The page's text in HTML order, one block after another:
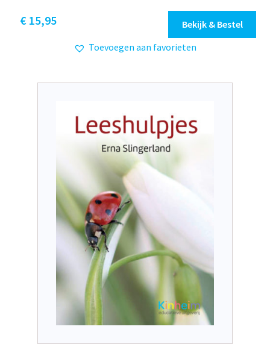
€15,95
Bekijk & Bestel
Toevoegen aan favorieten